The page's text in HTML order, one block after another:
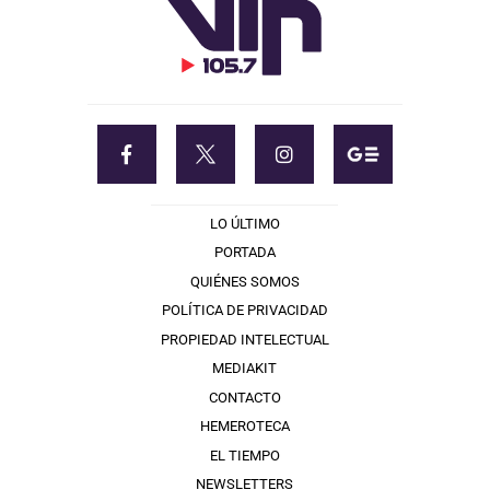
LO ÚLTIMO
PORTADA
QUIÉNES SOMOS
POLÍTICA DE PRIVACIDAD
PROPIEDAD INTELECTUAL
MEDIAKIT
CONTACTO
HEMEROTECA
EL TIEMPO
NEWSLETTERS